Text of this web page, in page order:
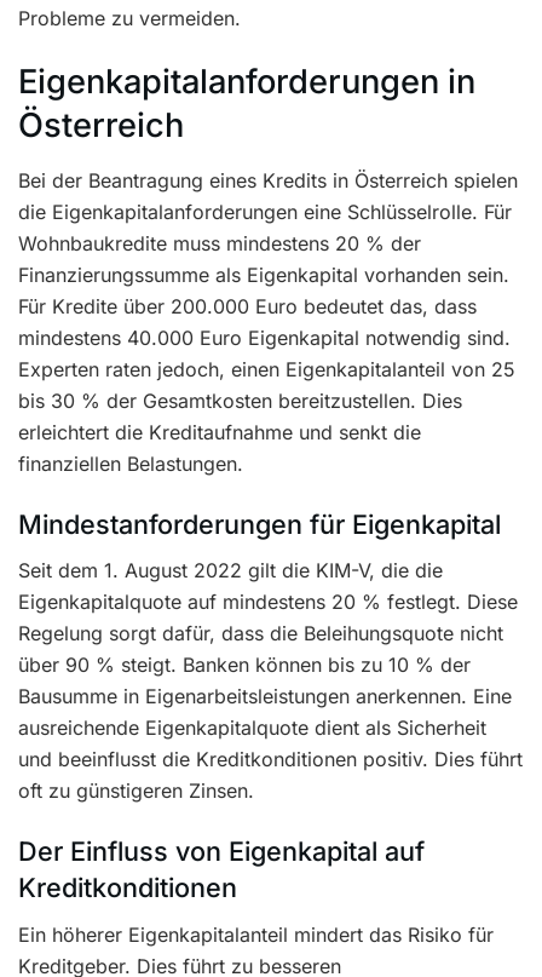
Probleme zu vermeiden.
Eigenkapitalanforderungen in
Österreich
Bei der Beantragung eines Kredits in Österreich spielen
die Eigenkapitalanforderungen eine Schlüsselrolle. Für
Wohnbaukredite muss mindestens 20 % der
Finanzierungssumme als Eigenkapital vorhanden sein.
Für Kredite über 200.000 Euro bedeutet das, dass
mindestens 40.000 Euro Eigenkapital notwendig sind.
Experten raten jedoch, einen Eigenkapitalanteil von 25
bis 30 % der Gesamtkosten bereitzustellen. Dies
erleichtert die Kreditaufnahme und senkt die
finanziellen Belastungen.
Mindestanforderungen für Eigenkapital
Seit dem 1. August 2022 gilt die KIM-V, die die
Eigenkapitalquote auf mindestens 20 % festlegt. Diese
Regelung sorgt dafür, dass die Beleihungsquote nicht
über 90 % steigt. Banken können bis zu 10 % der
Bausumme in Eigenarbeitsleistungen anerkennen. Eine
ausreichende Eigenkapitalquote dient als Sicherheit
und beeinflusst die Kreditkonditionen positiv. Dies führt
oft zu günstigeren Zinsen.
Der Einfluss von Eigenkapital auf
Kreditkonditionen
Ein höherer Eigenkapitalanteil mindert das Risiko für
Kreditgeber. Dies führt zu besseren